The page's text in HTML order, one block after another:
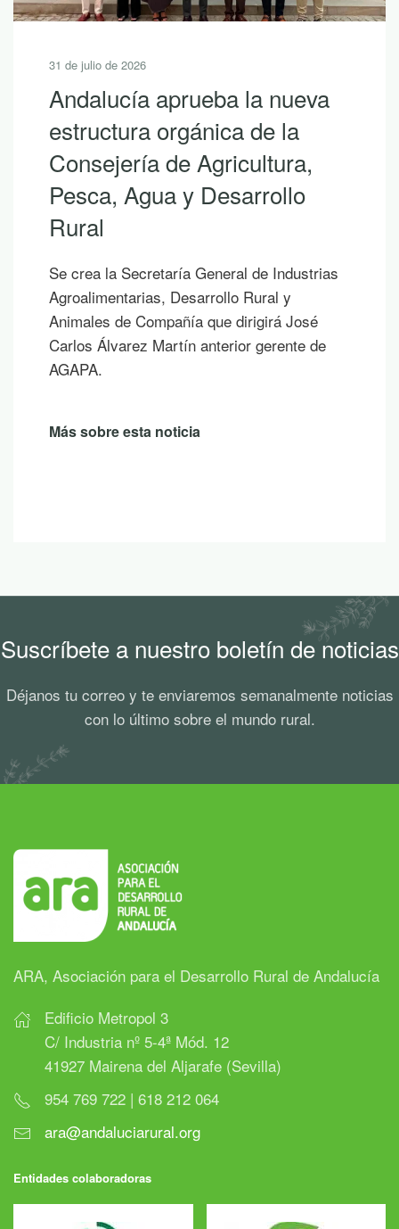
31 de julio de 2026
Andalucía aprueba la nueva
estructura orgánica de la
Consejería de Agricultura,
Pesca, Agua y Desarrollo
Rural
Se crea la Secretaría General de Industrias
Agroalimentarias, Desarrollo Rural y
Animales de Compañía que dirigirá José
Carlos Álvarez Martín anterior gerente de
AGAPA.
Más sobre esta noticia
Suscríbete a nuestro boletín de noticias
Déjanos tu correo y te enviaremos semanalmente noticias
con lo último sobre el mundo rural.
ARA, Asociación para el Desarrollo Rural de Andalucía
Edificio Metropol 3
C/ Industria nº 5-4ª Mód. 12
41927 Mairena del Aljarafe (Sevilla)
954 769 722 | 618 212 064
ara@andaluciarural.org
Entidades colaboradoras